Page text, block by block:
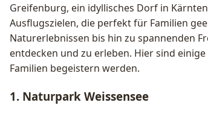
Greifenburg, ein idyllisches Dorf in
Ausflugszielen, die perfekt für Familien
Naturerlebnissen bis hin zu spannenden
entdecken und zu erleben. Hier sind
Familien begeistern werden.
1. Naturpark Weissensee